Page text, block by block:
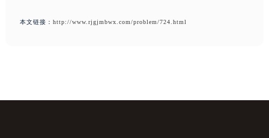
本文链接： http://www.rjgjmbwx.com/problem/724.html